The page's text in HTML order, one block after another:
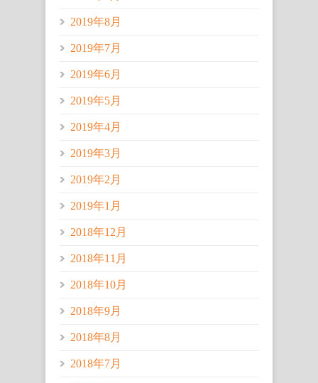
2019年8月
2019年7月
2019年6月
2019年5月
2019年4月
2019年3月
2019年2月
2019年1月
2018年12月
2018年11月
2018年10月
2018年9月
2018年8月
2018年7月